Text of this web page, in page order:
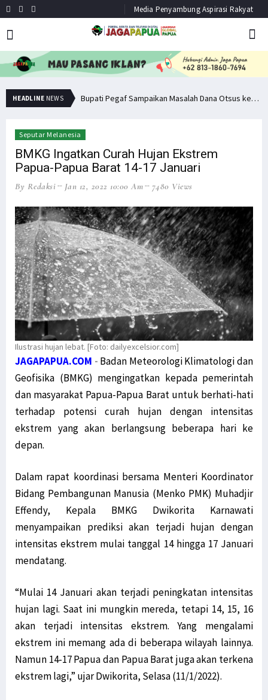
Media Penyambung Aspirasi Rakyat
HEADLINE NEWS Minta Operasi Militer Dihentikan, KKB Ancam Perang Serentak Bupati Pegaf Sampaikan Masalah Dana Otsus kepada Filep Wamafma
Seputar Melanesia
BMKG Ingatkan Curah Hujan Ekstrem
Papua-Papua Barat 14-17 Januari
By Redaksi Jan 12, 2022 10:00 Am 7480 Views
Ilustrasi hujan lebat. [Foto: dailyexcelsior.com]
JAGAPAPUA.COM - Badan Meteorologi Klimatologi dan
Geofisika (BMKG) mengingatkan kepada pemerintah
dan masyarakat Papua-Papua Barat untuk berhati-hati
terhadap potensi curah hujan dengan intensitas
ekstrem yang akan berlangsung beberapa hari ke
depan.
Dalam rapat koordinasi bersama Menteri Koordinator
Bidang Pembangunan Manusia (Menko PMK) Muhadjir
Effendy, Kepala BMKG Dwikorita Karnawati
menyampaikan prediksi akan terjadi hujan dengan
intensitas ekstrem mulai tanggal 14 hingga 17 Januari
mendatang.
“Mulai 14 Januari akan terjadi peningkatan intensitas
hujan lagi. Saat ini mungkin mereda, tetapi 14, 15, 16
akan terjadi intensitas ekstrem. Yang mengalami
ekstrem ini memang ada di beberapa wilayah lainnya.
Namun 14-17 Papua dan Papua Barat juga akan terkena
ekstrem lagi,” ujar Dwikorita, Selasa (11/1/2022).